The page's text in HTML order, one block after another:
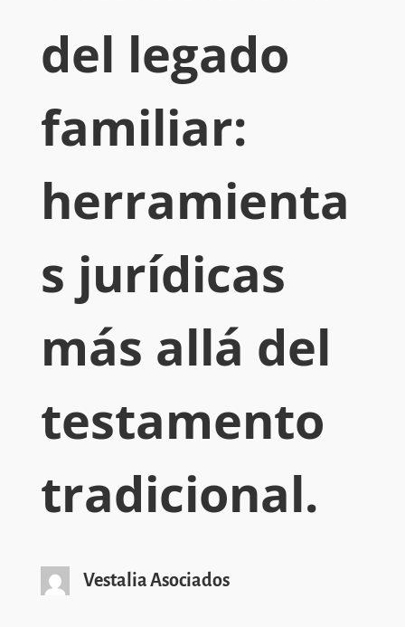
del legado
familiar:
herramienta
s jurídicas
más allá del
testamento
tradicional.
Vestalia Asociados